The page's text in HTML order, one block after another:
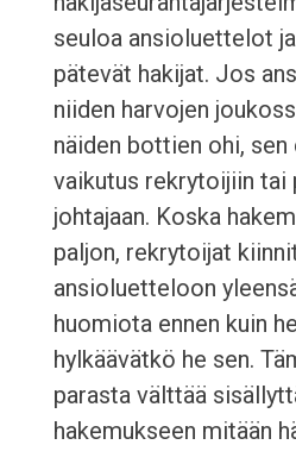
seuloa ansioluettelot
pätevät hakijat. Jos
niiden harvojen
näiden bottien ohi,
vaikutus rekrytoijiin tai
johtajaan. Koska
paljon, rekrytoijat
ansioluetteloon
huomiota ennen kuin
hylkäävätkö he sen.
parasta välttää
hakemukseen mitään